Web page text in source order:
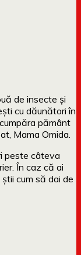
de insecte și
cu dăunători în
pământ
Mama Omida.
peste câteva
În caz că ai
cum să dai de